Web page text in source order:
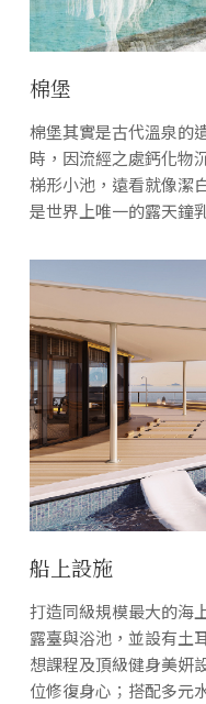
棉堡
棉堡其實是古代溫泉的
時，因流經之處鈣化物
梯形小池，遠看就像潔
是世界上唯一的露天鐘
船上設施
打造同級規模最大的海
露臺與浴池，並設有土
想課程及頂級健身美妍
位修復身心；搭配多元